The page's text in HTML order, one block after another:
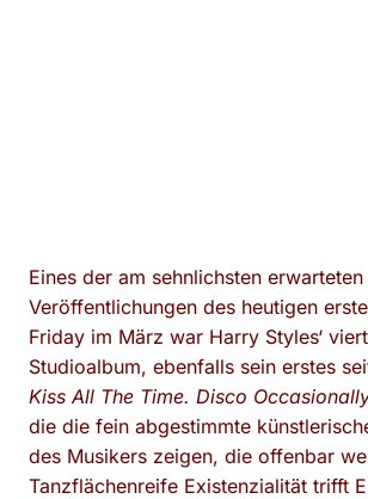
Eines der am sehnlichsten erwarteten
Veröffentlichungen des heutigen
Friday im März war Harry Styles‘
Studioalbum, ebenfalls sein erstes
Kiss All The Time. Disco
die die fein abgestimmte
des Musikers zeigen, die offenbar
Tanzflächenreife Existenzialität trifft